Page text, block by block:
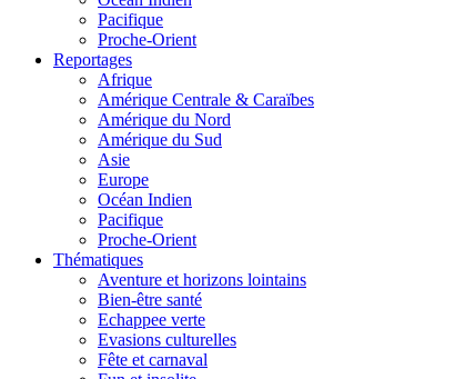
Pacifique
Proche-Orient
Reportages
Afrique
Amérique Centrale & Caraïbes
Amérique du Nord
Amérique du Sud
Asie
Europe
Océan Indien
Pacifique
Proche-Orient
Thématiques
Aventure et horizons lointains
Bien-être santé
Echappee verte
Evasions culturelles
Fête et carnaval